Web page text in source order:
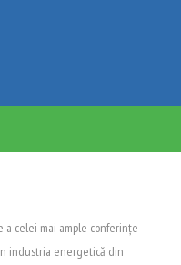
a celei mai ample conferințe
industria energetică din